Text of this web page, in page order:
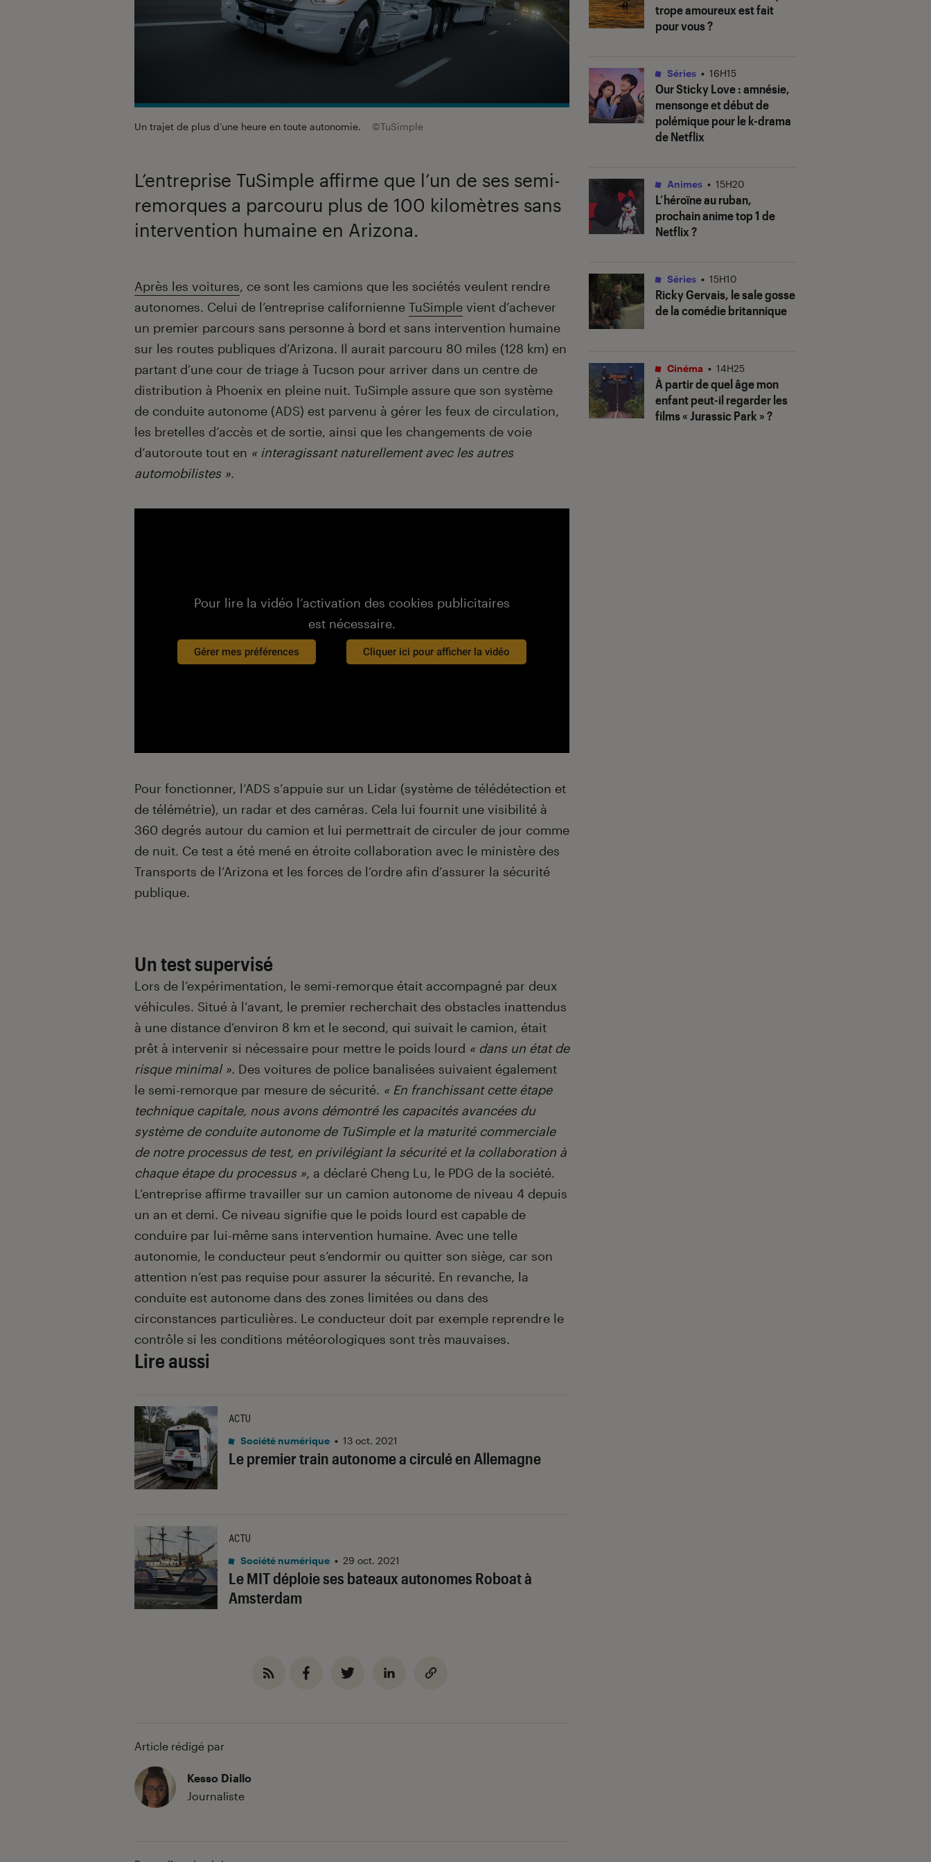
Un trajet de plus d’une heure en toute autonomie. ©TuSimple
L’entreprise TuSimple affirme que l’un de ses semi-
remorques a parcouru plus de 100 kilomètres sans
intervention humaine en Arizona.
Introduction
Après les voitures, ce sont les camions que les sociétés veulent rendre
autonomes. Celui de l’entreprise californienne TuSimple vient d’achever
un premier parcours sans personne à bord et sans intervention humaine
sur les routes publiques d’Arizona. Il aurait parcouru 80 miles (128 km) en
partant d’une cour de triage à Tucson pour arriver dans un centre de
distribution à Phoenix en pleine nuit. TuSimple assure que son système
de conduite autonome (ADS) est parvenu à gérer les feux de circulation,
les bretelles d’accès et de sortie, ainsi que les changements de voie
d’autoroute tout en « interagissant naturellement avec les autres
automobilistes ».
Pour lire la vidéo l’activation des cookies publicitaires
est nécessaire.
Gérer mes préférences Cliquer ici pour afficher la vidéo
Pour fonctionner, l’ADS s’appuie sur un Lidar (système de télédétection et
de télémétrie), un radar et des caméras. Cela lui fournit une visibilité à
360 degrés autour du camion et lui permettrait de circuler de jour comme
de nuit. Ce test a été mené en étroite collaboration avec le ministère des
Transports de l’Arizona et les forces de l’ordre afin d’assurer la sécurité
publique.
Un test supervisé
Lors de l’expérimentation, le semi-remorque était accompagné par deux
véhicules. Situé à l’avant, le premier recherchait des obstacles inattendus
à une distance d’environ 8 km et le second, qui suivait le camion, était
prêt à intervenir si nécessaire pour mettre le poids lourd « dans un état de
risque minimal ». Des voitures de police banalisées suivaient également
le semi-remorque par mesure de sécurité. « En franchissant cette étape
technique capitale, nous avons démontré les capacités avancées du
système de conduite autonome de TuSimple et la maturité commerciale
de notre processus de test, en privilégiant la sécurité et la collaboration à
chaque étape du processus », a déclaré Cheng Lu, le PDG de la société.
L’entreprise affirme travailler sur un camion autonome de niveau 4 depuis
un an et demi. Ce niveau signifie que le poids lourd est capable de
conduire par lui-même sans intervention humaine. Avec une telle
autonomie, le conducteur peut s’endormir ou quitter son siège, car son
attention n’est pas requise pour assurer la sécurité. En revanche, la
conduite est autonome dans des zones limitées ou dans des
circonstances particulières. Le conducteur doit par exemple reprendre le
contrôle si les conditions météorologiques sont très mauvaises.
Lire aussi
Le premier train autonome a circulé en Allemagne
ACTU
Société numérique • 13 oct. 2021
Le MIT déploie ses bateaux autonomes Roboat à
Amsterdam
ACTU
Société numérique • 29 oct. 2021
Article rédigé par
Kesso Diallo
Journaliste
trope amoureux est fait
pour vous ?
Our Sticky Love: amnésie,
mensonge et début de
polémique pour le k-drama
de Netflix
Séries • 16H15
L’héroïne au ruban,
prochain anime top 1 de
Netflix ?
Animes • 15H20
Ricky Gervais, le sale gosse
de la comédie britannique
Séries • 15H10
À partir de quel âge mon
enfant peut-il regarder les
films « Jurassic Park » ?
Cinéma • 14H25